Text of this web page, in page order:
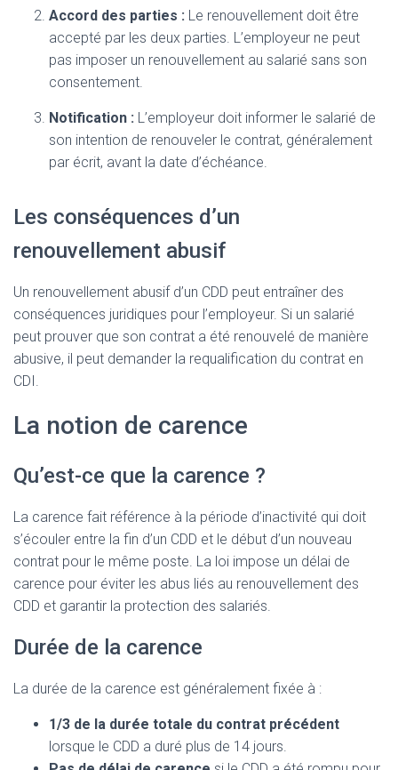
Accord des parties : Le renouvellement doit être
accepté par les deux parties. L’employeur ne peut
pas imposer un renouvellement au salarié sans son
consentement.
Notification : L’employeur doit informer le salarié de
son intention de renouveler le contrat, généralement
par écrit, avant la date d’échéance.
Les conséquences d’un
renouvellement abusif
Un renouvellement abusif d’un CDD peut entraîner des
conséquences juridiques pour l’employeur. Si un salarié
peut prouver que son contrat a été renouvelé de manière
abusive, il peut demander la requalification du contrat en
CDI.
La notion de carence
Qu’est-ce que la carence ?
La carence fait référence à la période d’inactivité qui doit
s’écouler entre la fin d’un CDD et le début d’un nouveau
contrat pour le même poste. La loi impose un délai de
carence pour éviter les abus liés au renouvellement des
CDD et garantir la protection des salariés.
Durée de la carence
La durée de la carence est généralement fixée à :
1/3 de la durée totale du contrat précédent
lorsque le CDD a duré plus de 14 jours.